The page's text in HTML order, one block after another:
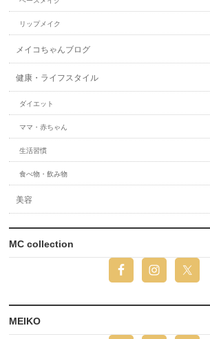
リップメイク
メイコちゃんブログ
健康・ライフスタイル
ダイエット
ママ・赤ちゃん
生活習慣
食べ物・飲み物
美容
MC collection
MEIKO